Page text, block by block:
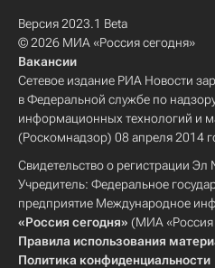
Версия 2023.1 Beta
© 2026 МИА «Россия сегодня»
Вакансии
Сетевое издание РИА Новости
в Федеральной службе по
информационных технологий и
(Роскомнадзор) 08 апреля 2014
Свидетельство о регистрации
Учредитель: Федеральное
предприятие Международное
«Россия сегодня» (МИА «Россия
Правила использования
Политика конфиденциальности